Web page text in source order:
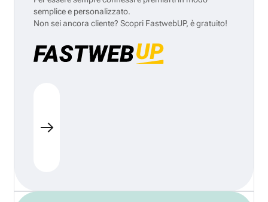
semplice e personalizzato.
Non sei ancora cliente? Scopri FastwebUP, è gratuito!